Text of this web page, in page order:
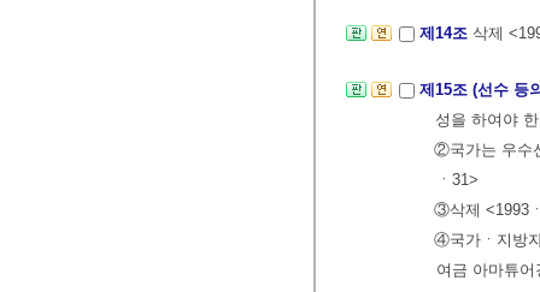
제14조 삭제
제15조 (선수 등
성을 하여야
②국가는 우수
ㆍ31>
③삭제 <1993
④국가ㆍ지방
여금 아마튜